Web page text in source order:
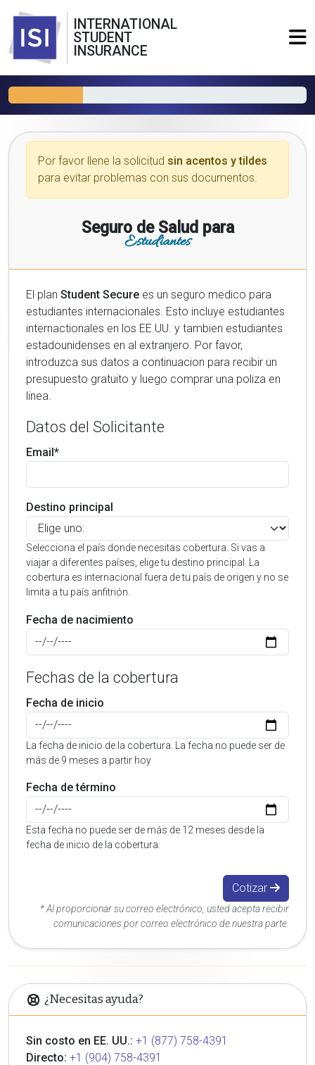
INTERNATIONAL
STUDENT
INSURANCE
Por favor llene la solicitud sin acentos y tildes
para evitar problemas con sus documentos.
Seguro de Salud para
Estudiantes
El plan Student Secure es un seguro medico para
estudiantes internacionales. Esto incluye estudiantes
internactionales en los EE.UU. y tambien estudiantes
estadounidenses en al extranjero. Por favor,
introduzca sus datos a continuacion para recibir un
presupuesto gratuito y luego comprar una poliza en
linea.
Datos del Solicitante
Email*
Destino principal
Selecciona el país donde necesitas cobertura. Si vas a
viajar a diferentes países, elige tu destino principal. La
cobertura es internacional fuera de tu país de origen y no se
limita a tu país anfitrión.
Fecha de nacimiento
Fechas de la cobertura
Fecha de inicio
La fecha de inicio de la cobertura. La fecha no puede ser de
más de 9 meses a partir hoy
Fecha de término
Esta fecha no puede ser de más de 12 meses desde la
fecha de inicio de la cobertura.
Cotizar
* Al proporcionar su correo electrónico, usted acepta recibir
comunicaciones por correo electrónico de nuestra parte.
¿Necesitas ayuda?
Sin costo en EE. UU.: +1 (877) 758-4391
Directo: +1 (904) 758-4391